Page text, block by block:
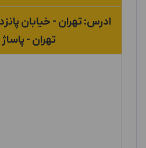
ادرس: تهران - خیابان
تهران -